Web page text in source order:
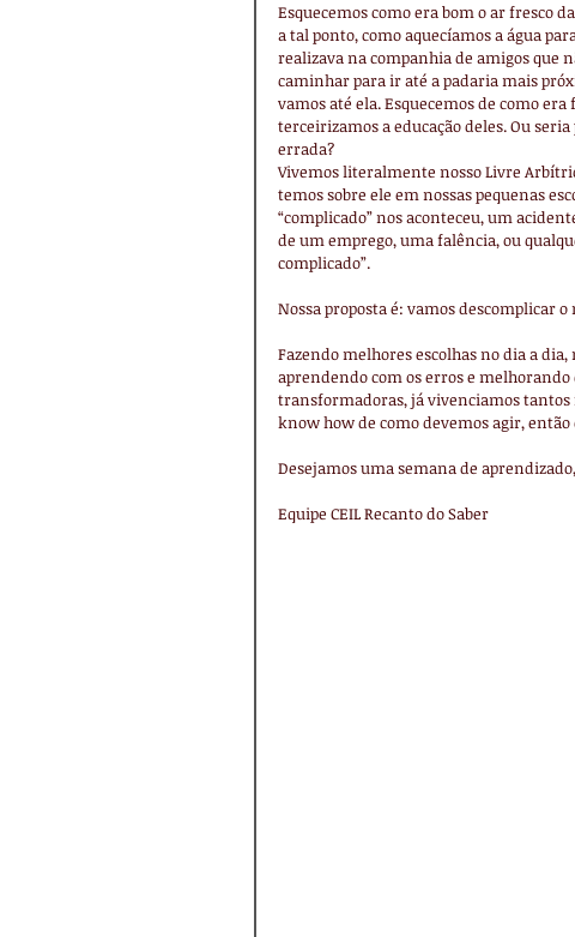
Esquecemos como era bom o ar fresco
a tal ponto, como aquecíamos a água
realizava na companhia de amigos que
caminhar para ir até a padaria mais
vamos até ela. Esquecemos de como
terceirizamos a educação deles. Ou
errada?
Vivemos literalmente nosso Livre
temos sobre ele em nossas pequenas
“complicado” nos aconteceu, um
de um emprego, uma falência, ou
complicado”.
Nossa proposta é: vamos descomplicar
Fazendo melhores escolhas no dia a
aprendendo com os erros e melhorando
transformadoras, já vivenciamos tantos
know how de como devemos agir,
Desejamos uma semana de
Equipe CEIL Recanto do Saber